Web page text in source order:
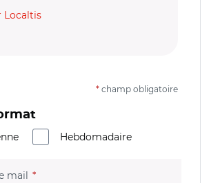
Localtis
* champ obligatoire
Hebdomadaire
mail (champ obligatoire)